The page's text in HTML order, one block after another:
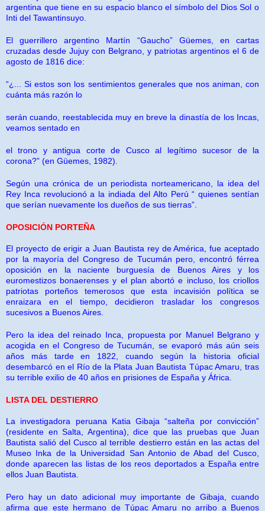
argentina que tiene en su espacio blanco el símbolo del Dios Sol o
Inti del Tawantinsuyo.
El guerrillero argentino Martín “Gaucho” Güemes, en cartas
cruzadas desde Jujuy con Belgrano, y patriotas argentinos el 6 de
agosto de 1816 dice:
“¿... Si estos son los sentimientos generales que nos animan, con
cuánta más razón lo
serán cuando, reestablecida muy en breve la dinastía de los Incas,
veamos sentado en
el trono y antigua corte de Cusco al legítimo sucesor de la
corona?” (en Güemes, 1982).
Según una crónica de un periodista norteamericano, la idea del
Rey Inca revolucionó a la indiada del Alto Perú “ quienes sentían
que serían nuevamente los dueños de sus tierras”.
OPOSICIÓN PORTEÑA
El proyecto de erigir a Juan Bautista rey de América, fue aceptado
por la mayoría del Congreso de Tucumán pero, encontró férrea
oposición en la naciente burguesía de Buenos Aires y los
euromestizos bonaerenses y el plan abortó e incluso, los criollos
patriotas porteños temerosos que esta incavisión política se
enraizara en el tiempo, decidieron trasladar los congresos
sucesivos a Buenos Aires.
Pero la idea del reinado Inca, propuesta por Manuel Belgrano y
acogida en el Congreso de Tucumán, se evaporó más aún seis
años más tarde en 1822, cuando según la historia oficial
desembarcó en el Río de la Plata Juan Bautista Túpac Amaru, tras
su terrible exilio de 40 años en prisiones de España y África.
LISTA DEL DESTIERRO
La investigadora peruana Katia Gibaja “salteña por convicción”
(residente en Salta, Argentina), dice que las pruebas que Juan
Bautista salió del Cusco al terrible destierro están en las actas del
Museo Inka de la Universidad San Antonio de Abad del Cusco,
donde aparecen las listas de los reos deportados a España entre
ellos Juan Bautista.
Pero hay un dato adicional muy importante de Gibaja, cuando
afirma que este hermano de Túpac Amaru no arribo a Buenos